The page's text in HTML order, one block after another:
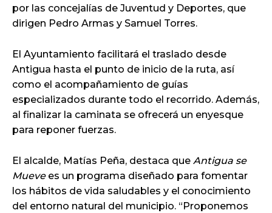
por las concejalías de Juventud y Deportes, que
dirigen Pedro Armas y Samuel Torres.
El Ayuntamiento facilitará el traslado desde
Antigua hasta el punto de inicio de la ruta, así
como el acompañamiento de guías
especializados durante todo el recorrido. Además,
al finalizar la caminata se ofrecerá un enyesque
para reponer fuerzas.
El alcalde, Matías Peña, destaca que Antigua se
Muevees un programa diseñado para fomentar
los hábitos de vida saludables y el conocimiento
del entorno natural del municipio. “Proponemos